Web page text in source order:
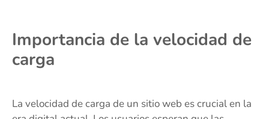
Importancia de la velocidad de
carga
La velocidad de carga de un sitio web es crucial en la